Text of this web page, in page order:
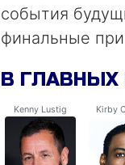
события
финальные
В ГЛАВНЫХ
Kenny Lustig Kirby